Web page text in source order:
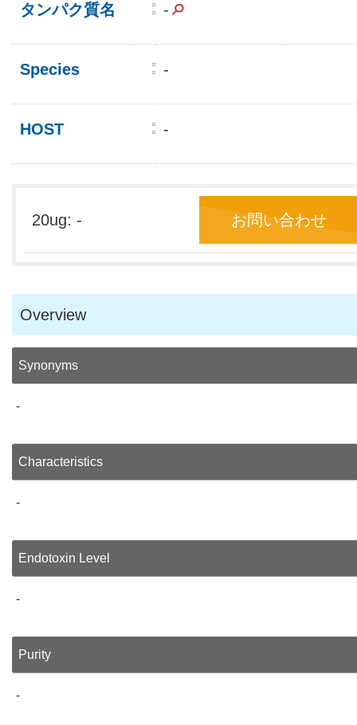
タンパク質名 -
Species -
HOST -
20ug: - お問い合わせ
Overview
Synonyms
-
Characteristics
-
Endotoxin Level
-
Purity
-